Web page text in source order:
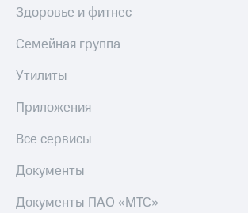
Здоровье и фитнес
Семейная группа
Утилиты
Приложения
Все сервисы
Документы
Документы ПАО «МТС»